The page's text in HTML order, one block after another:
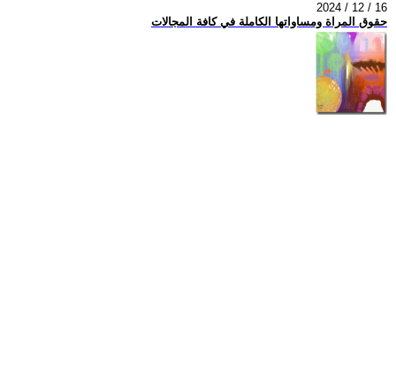
2024 / 12 / 16
حقوق المراة ومساواتها الكاملة في كافة المجالات